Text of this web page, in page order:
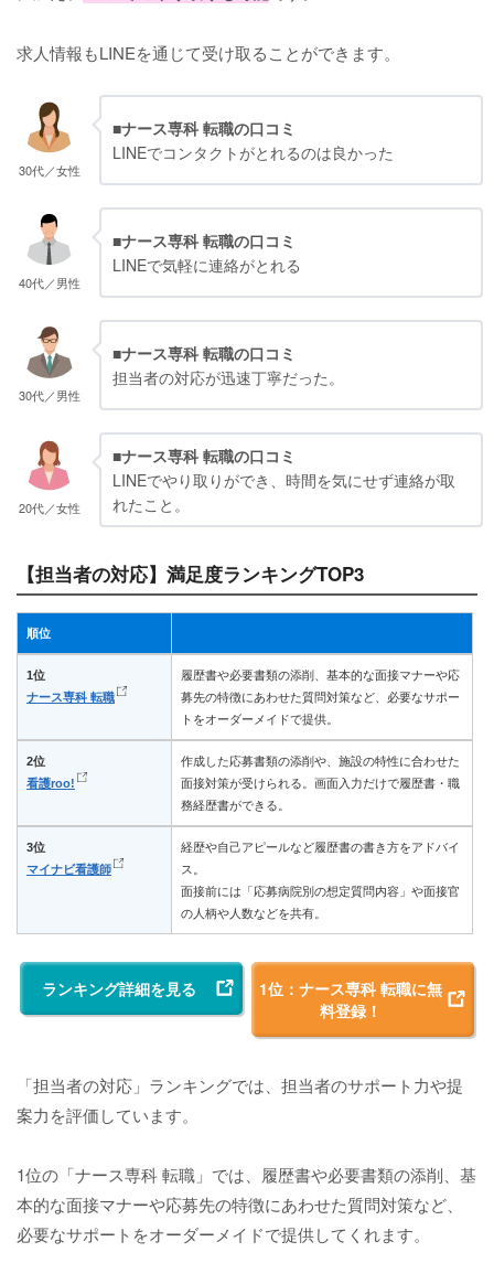
求人情報もLINEを通じて受け取ることができます。
30代／女性
■ナース専科 転職の口コミ
LINEでコンタクトがとれるのは良かった
40代／男性
■ナース専科 転職の口コミ
LINEで気軽に連絡がとれる
30代／男性
■ナース専科 転職の口コミ
担当者の対応が迅速丁寧だった。
20代／女性
■ナース専科 転職の口コミ
LINEでやり取りができ、時間を気にせず連絡が取
れたこと。
【担当者の対応】満足度ランキングTOP3
順位
1位
ナース専科 転職
履歴書や必要書類の添削、基本的な面接マナーや応
募先の特徴にあわせた質問対策など、必要なサポー
トをオーダーメイドで提供。
2位
看護roo!
作成した応募書類の添削や、施設の特性に合わせた
面接対策が受けられる。画面入力だけで履歴書・職
務経歴書ができる。
3位
マイナビ看護師
経歴や自己アピールなど履歴書の書き方をアドバイ
ス。
面接前には「応募病院別の想定質問内容」や面接官
の人柄や人数などを共有。
ランキング詳細を見る
1位：ナース専科 転職に無
料登録！
「担当者の対応」ランキングでは、担当者のサポート力や提
案力を評価しています。
1位の「ナース専科 転職」では、履歴書や必要書類の添削、基
本的な面接マナーや応募先の特徴にあわせた質問対策など、
必要なサポートをオーダーメイドで提供してくれます。